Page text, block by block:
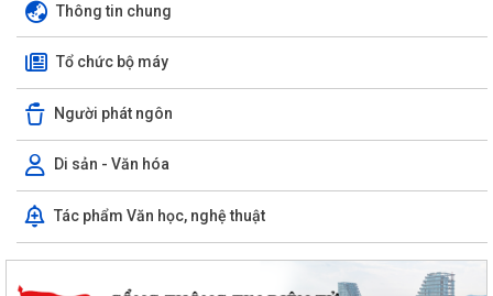
Thông tin chung
Tổ chức bộ máy
Người phát ngôn
Di sản - Văn hóa
Tác phẩm Văn học, nghệ thuật